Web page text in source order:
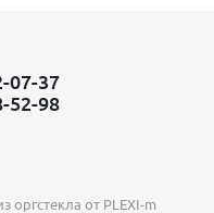
07-37
52-98
оргстекла от PLEXI-m